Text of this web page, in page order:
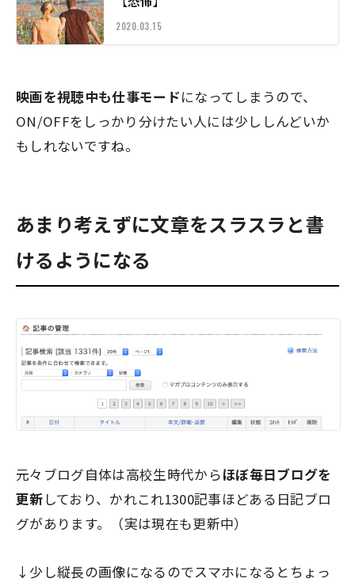
2020.03.15
映画を視聴中も仕事モードになってしまうので、
ON/OFFをしっかり分けたい人には少ししんどいか
もしれないですね。
あまり考えずに文章をスラスラと書
けるようになる
元々ブログ自体は高校生時代からほぼ毎日ブログを
更新 しており、 かれこれ1300記事ほどある日記ブロ
グがあります。（実は現在も更新中）
↓少し縦長の画像になるのでスマホになるとちょっ